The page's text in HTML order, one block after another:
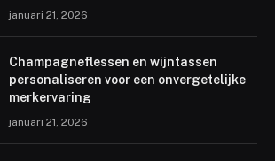
januari 21, 2026
Champagneflessen en wijntassen
personaliseren voor een onvergetelijke
merkervaring
januari 21, 2026